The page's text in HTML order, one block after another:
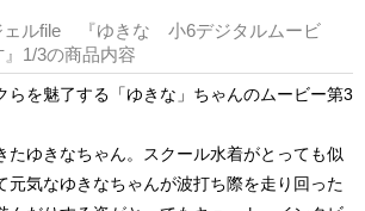
ルfile 『ゆきな 小6デジタルムービ
1/3の商品内容
らを魅了する「ゆきな」ちゃんのムービー第3
たゆきなちゃん。スクール水着がとっても似
元気なゆきなちゃんが波打ち際を走り回った